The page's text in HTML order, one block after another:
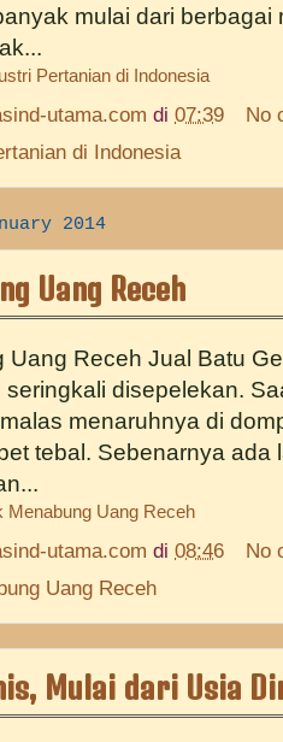
mulai dari berbagai
Pertanian di Indonesia
utama.com di 07:39
No
di Indonesia
2014
Uang Receh
Uang Receh Jual Batu
seringkali disepelekan.
menaruhnya di
tebal. Sebenarnya ada
Menabung Uang Receh
utama.com di 08:46
No
Uang Receh
Mulai dari Usia